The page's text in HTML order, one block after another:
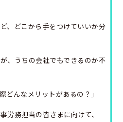
、どこから手をつけていいか分
、うちの会社でもできるのか不
どんなメリットがあるの？」
労務担当の皆さまに向けて、